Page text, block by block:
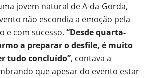
jovem natural de A-da-Gorda,
não escondia a emoção pela
e com sucesso. “Desde quarta-
a preparar o desfile, é muito
tudo concluído”, contava a
que apesar do evento estar